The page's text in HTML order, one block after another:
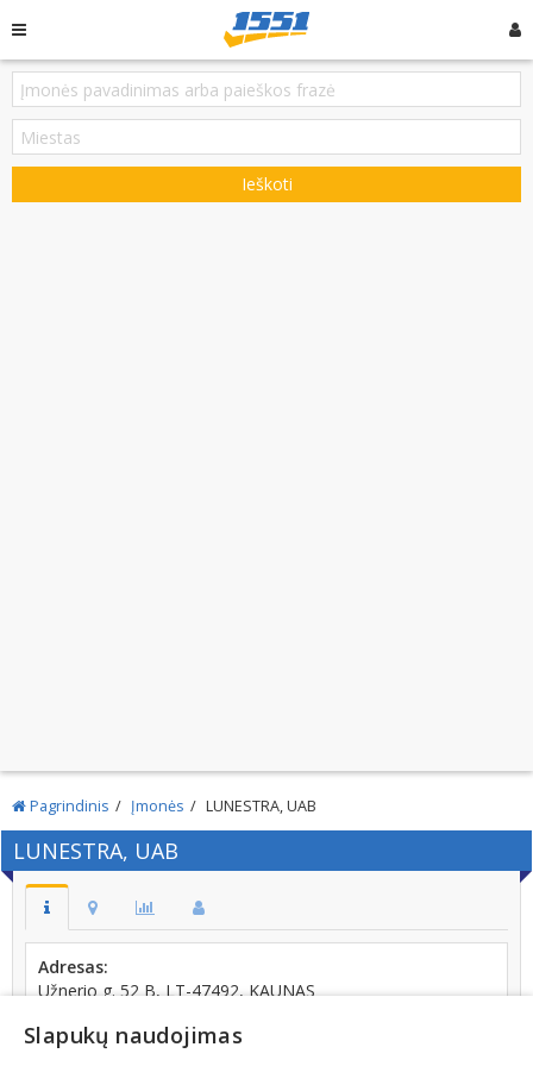
Ieškoti
Pagrindinis Įmonės LUNESTRA, UAB
LUNESTRA, UAB
Adresas:
Užnerio g. 52 B, LT-47492, KAUNAS
Telefonas:
+370 (633) 52805
Slapukų naudojimas